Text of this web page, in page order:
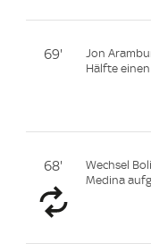
69'
Jon
Hälfte
68'
Wechsel
Medina